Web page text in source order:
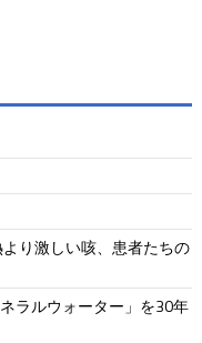
り激しい咳、患者たちの
ラルウォーター」を30年